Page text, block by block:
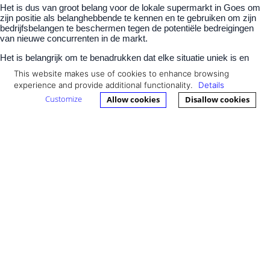
Het is dus van groot belang voor de lokale supermarkt in Goes om
zijn positie als belanghebbende te kennen en te gebruiken om zijn
bedrijfsbelangen te beschermen tegen de potentiële bedreigingen
van nieuwe concurrenten in de markt.
Het is belangrijk om te benadrukken dat elke situatie uniek is en
omstandigheden. Daarom is het raadzaam om juridisch advies in te
winnen om te bepalen of een onderneming in een bepaald geval als
belanghebbende kan worden aangemerkt.
This website makes use of cookies to enhance browsing
experience and provide additional functionality.
Details
Disallow cookies
Allow cookies
Customize